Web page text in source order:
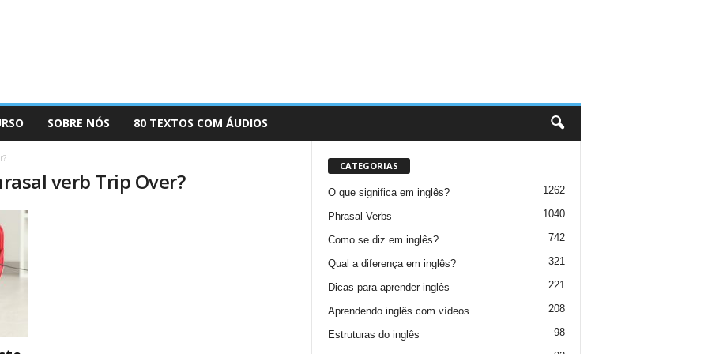
SOBRE NÓS 80 TEXTOS COM ÁUDIOS
verb Trip Over?
CATEGORIAS
O que significa em inglês? 1262
Phrasal Verbs 1040
Como se diz em inglês? 742
Qual a diferença em inglês? 321
Dicas para aprender inglês 221
Aprendendo inglês com vídeos 208
Estruturas do inglês 98